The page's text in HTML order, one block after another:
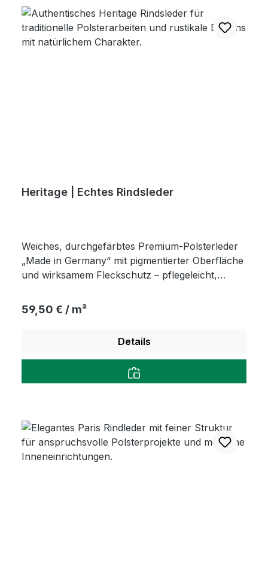
Heritage | Echtes Rindsleder
Weiches, durchgefärbtes Premium-Polsterleder
„Made in Germany“ mit pigmentierter Oberfläche
und wirksamem Fleckschutz – pflegeleicht,
Regulärer Preis:
59,50 € / m²
Details